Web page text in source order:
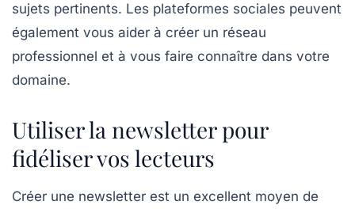
sujets pertinents. Les plateformes sociales peuvent
également vous aider à créer un réseau
professionnel et à vous faire connaître dans votre
domaine.
Utiliser la newsletter pour
fidéliser vos lecteurs
Créer une newsletter est un excellent moyen de